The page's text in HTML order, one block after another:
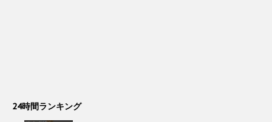
24時間ランキング